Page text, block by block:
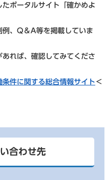
ポータルサイト「確かめよ
、Q＆A等を掲載していま
れば、確認してみてくださ
件に関する総合情報サイト ＜
合わせ先